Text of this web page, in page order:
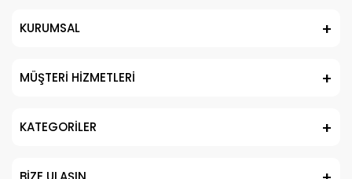
KURUMSAL
MÜŞTERİ HİZMETLERİ
KATEGORİLER